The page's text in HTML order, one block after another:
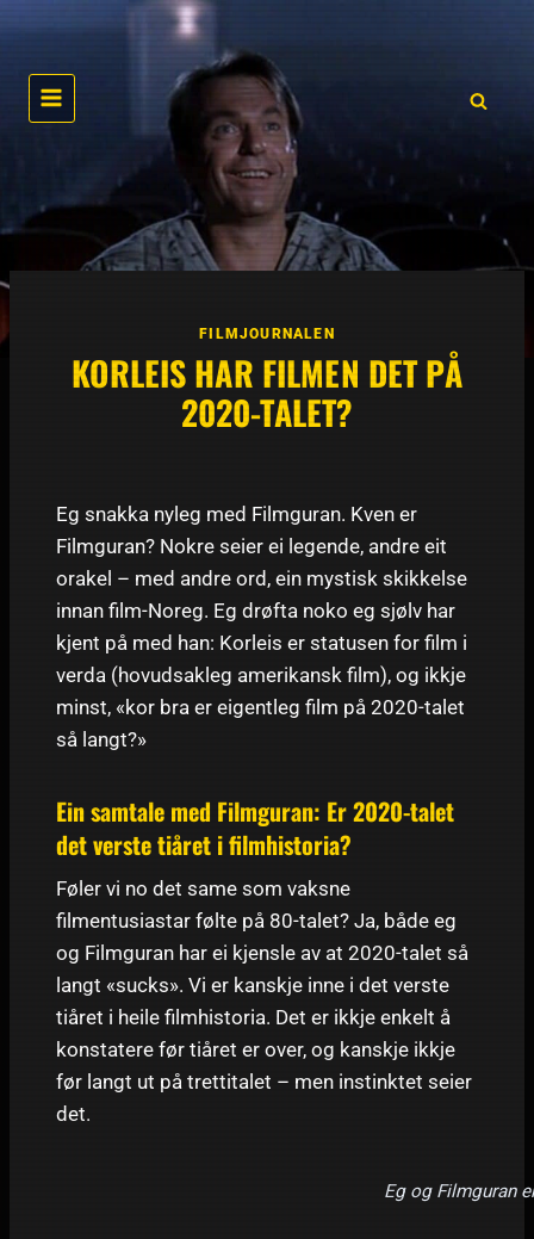
content
FILMJOURNALEN
KORLEIS HAR FILMEN DET PÅ
2020-TALET?
Eg snakka nyleg med Filmguran. Kven er
Filmguran? Nokre seier ei legende, andre eit
orakel – med andre ord, ein mystisk skikkelse
innan film-Noreg. Eg drøfta noko eg sjølv har
kjent på med han: Korleis er statusen for film i
verda (hovudsakleg amerikansk film), og ikkje
minst, «kor bra er eigentleg film på 2020-talet
så langt?»
Ein samtale med Filmguran: Er 2020-talet
det verste tiåret i filmhistoria?
Føler vi no det same som vaksne
filmentusiastar følte på 80-talet? Ja, både eg
og Filmguran har ei kjensle av at 2020-talet så
langt «sucks». Vi er kanskje inne i det verste
tiåret i heile filmhistoria. Det er ikkje enkelt å
konstatere før tiåret er over, og kanskje ikkje
før langt ut på trettitalet – men instinktet seier
det.
Eg og Filmguran